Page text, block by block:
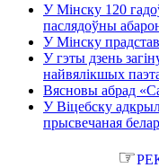
У Мінску 120
паслядоўны
У Мінску
У гэты дзень
найвялікшых
Вясновы абрад
У Віцебску
прысвечаная
☞